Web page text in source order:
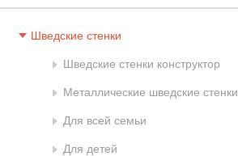
Шведские стенки
Шведские стенки конструктор
Металлические шведские стенки
Для всей семьи
Для детей